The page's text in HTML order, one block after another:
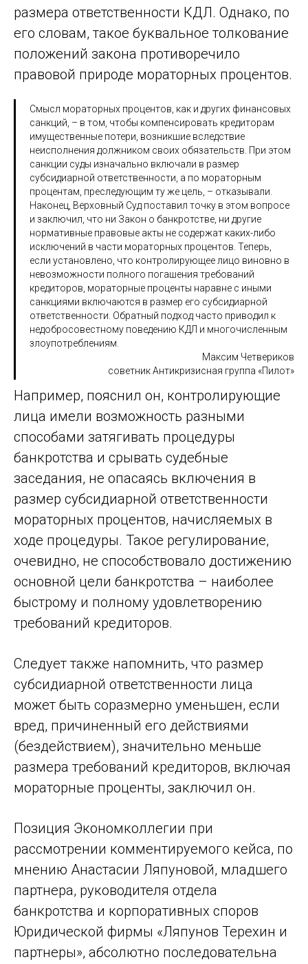
размера ответственности КДЛ. Однако, по
его словам, такое буквальное толкование
положений закона противоречило
правовой природе мораторных процентов.
Смысл мораторных процентов, как и других финансовых
санкций, – в том, чтобы компенсировать кредиторам
имущественные потери, возникшие вследствие
неисполнения должником своих обязательств. При этом
санкции суды изначально включали в размер
субсидиарной ответственности, а по мораторным
процентам, преследующим ту же цель, – отказывали.
Наконец, Верховный Суд поставил точку в этом вопросе
и заключил, что ни Закон о банкротстве, ни другие
нормативные правовые акты не содержат каких-либо
исключений в части мораторных процентов. Теперь,
если установлено, что контролирующее лицо виновно в
невозможности полного погашения требований
кредиторов, мораторные проценты наравне с иными
санкциями включаются в размер его субсидиарной
ответственности. Обратный подход часто приводил к
недобросовестному поведению КДЛ и многочисленным
злоупотреблениям.
Максим Четвериков
советник Антикризисная группа «Пилот»
Например, пояснил он, контролирующие
лица имели возможность разными
способами затягивать процедуры
банкротства и срывать судебные
заседания, не опасаясь включения в
размер субсидиарной ответственности
мораторных процентов, начисляемых в
ходе процедуры. Такое регулирование,
очевидно, не способствовало достижению
основной цели банкротства – наиболее
быстрому и полному удовлетворению
требований кредиторов.
Следует также напомнить, что размер
субсидиарной ответственности лица
может быть соразмерно уменьшен, если
вред, причиненный его действиями
(бездействием), значительно меньше
размера требований кредиторов, включая
мораторные проценты, заключил он.
Позиция Экономколлегии при
рассмотрении комментируемого кейса, по
мнению Анастасии Ляпуновой, младшего
партнера, руководителя отдела
банкротства и корпоративных споров
Юридической фирмы «Ляпунов Терехин и
партнеры», абсолютно последовательна